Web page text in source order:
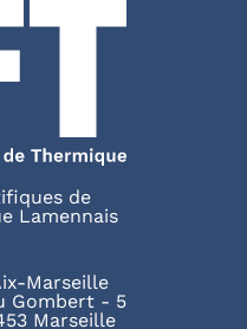
de
Lamennais
Marseille
Gombert - 5
Marseille